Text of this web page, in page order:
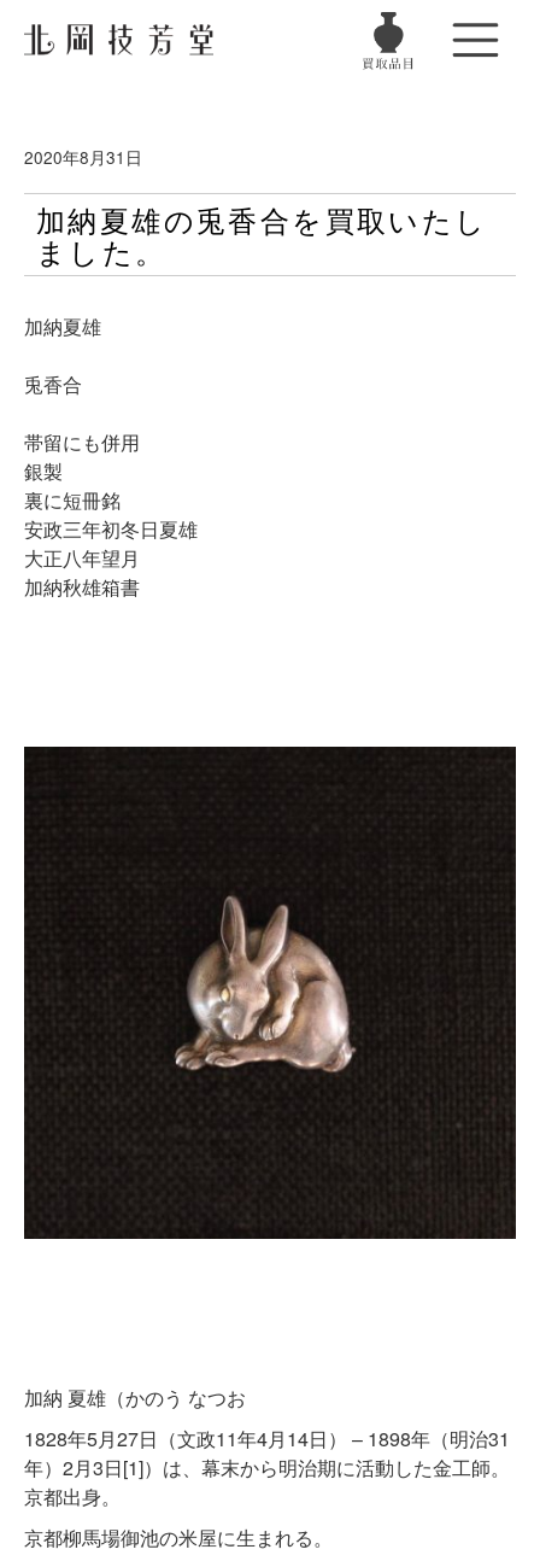
2020年8月31日
加納夏雄の兎香合を買取いたし
ました。
加納夏雄
兎香合
帯留にも併用
銀製
裏に短冊銘
安政三年初冬日夏雄
大正八年望月
加納秋雄箱書
加納 夏雄（かのう なつお
1828年5月27日（文政11年4月14日） – 1898年（明治31
年）2月3日[1]）は、幕末から明治期に活動した金工師。
京都出身。
京都柳馬場御池の米屋に生まれる。